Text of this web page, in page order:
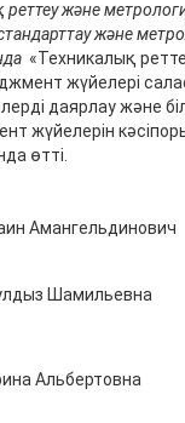
және
және
«Техникалық
жүйелері
даярлау және
жүйелерін
өтті.
Амангельдинович
Шамильевна
Альбертовна